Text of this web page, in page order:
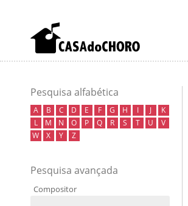
Pesquisa alfabética
A B C D E F G H I J
K
L
M N O P Q R S T U
V
W
X Y Z
Pesquisa avançada
Compositor